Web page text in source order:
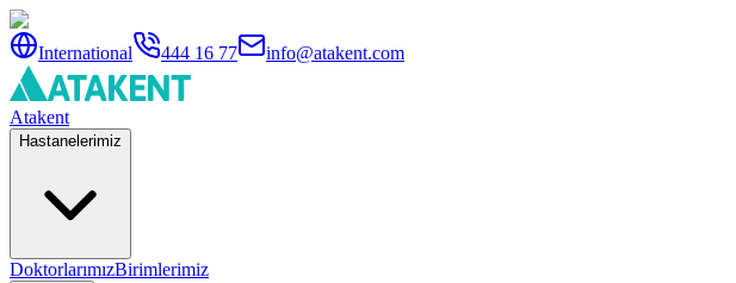
International 444 16 77 info@atakent.com
Atakent
Hastanelerimiz
DoktorlarımızBirimlerimiz